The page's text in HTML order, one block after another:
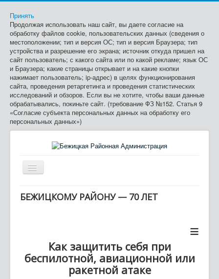
Принять
Продолжая использовать наш сайт, вы даете согласие на
обработку файлов cookie, пользовательских данных (сведения о
местоположении; тип и версия ОС; тип и версия Браузера; тип
устройства и разрешение его экрана; источник откуда пришел на
сайт пользователь; с какого сайта или по какой рекламе; язык ОС
и Браузера; какие страницы открывает и на какие кнопки
нажимает пользователь; ip-адрес) в целях функционирования
сайта, проведения ретаргетинга и проведения статистических
исследований и обзоров. Если вы не хотите, чтобы ваши данные
обрабатывались, покиньте сайт. (требование ФЗ №152. Статья 9
«Согласие субъекта персональных данных на обработку его
персональных данных»)
Включить/
выключить
БЕЖИЦКОМУ РАЙОНУ — 70 ЛЕТ
≡
Как защитить себя при
беспилотной, авиационной или
ракетной атаке